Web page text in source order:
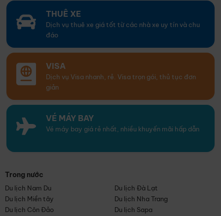
THUÊ XE
Dịch vụ thuê xe giá tốt từ các nhà xe uy tín và chu
đáo
VISA
Dịch vụ Visa nhanh, rẻ. Visa trọn gói, thủ tục đơn
giản
VÉ MÁY BAY
Vé máy bay giá rẻ nhất, nhiều khuyến mãi hấp dẫn
Trong nước
Du lịch Nam Du
Du lịch Đà Lạt
Du lịch Miền tây
Du lịch Nha Trang
Du lịch Côn Đảo
Du lịch Sapa